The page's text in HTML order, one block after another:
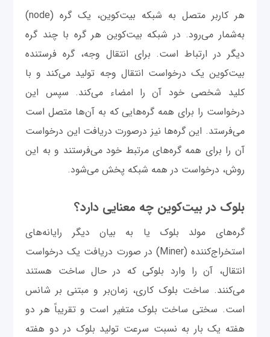
هر کاربر متصل به شبکه بیت‌کوین، یک گره (node)
به‌شمار می‌رود. در شبکه بیت‌کوین هر گره با چند گره
دیگر در ارتباط است. برای انتقال وجه، گره فرستنده
بیت‌کوین یک درخواست انتقال وجه تولید می‌کند و با
کلید شخصی خود آن را امضاء می‌کند. سپس این
درخواست را برای همه گره‌هایی که به آن‌ها متصل است
می‌فرستد. این گره‌ها نیز درصورت دریافت این درخواست
آن را برای همه گره‌های مرتبط خود می‌فرستند و به این
روش، درخواست در همه شبکه پخش می‌شود.
بلوک در بیت‌کوین چه معنایی دارد؟
گره‌های مولد بلوک یا به بیان دیگر رایانه‌های
استخراج‌کننده (Miner) در صورت دریافت یک درخواست
انتقال، آن را وارد بلوکی که در حال ساخت هستند
می‌کنند. ساخت بلوک کاری، زمان‌بر و مبتنی بر شانس
است. سختی ساخت بلوک متغیر است و تقریباً هر دو
هفته یک بار به نسبت سرعت تولید بلوک در دو هفته